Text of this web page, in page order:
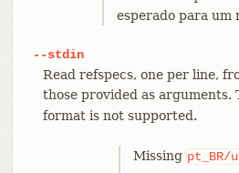
esperado para um
--stdin
Read refspecs, one per line,
those provided as arguments.
format is not supported.
Missing pt_BR/